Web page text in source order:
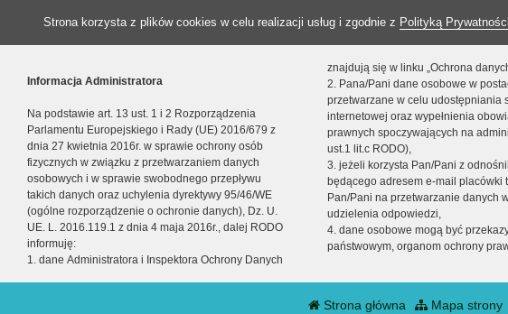
Strona korzysta z plików cookies w celu realizacji usług i zgodnie z Polityką Prywatności
Informacja Administratora
Na podstawie art. 13 ust. 1 i 2 Rozporządzenia
Parlamentu Europejskiego i Rady (UE) 2016/679 z
dnia 27 kwietnia 2016r. w sprawie ochrony osób
fizycznych w związku z przetwarzaniem danych
osobowych i w sprawie swobodnego przepływu
takich danych oraz uchylenia dyrektywy 95/46/WE
(ogólne rozporządzenie o ochronie danych), Dz. U.
UE. L. 2016.119.1 z dnia 4 maja 2016r., dalej RODO
informuję:
1. dane Administratora i Inspektora Ochrony Danych
znajdują się w linku „Ochrona
2. Pana/Pani dane osobowe w
przetwarzane w celu udostępniania
internetowej oraz wypełnienia
prawnych spoczywających na
ust.1 lit.c RODO),
3. jeżeli korzysta Pan/Pani z
będącego adresem e-mail placówki
Pan/Pani na przetwarzanie danych
udzielenia odpowiedzi,
4. dane osobowe mogą być
państwowym, organom ochrony
Strona główna Mapa strony